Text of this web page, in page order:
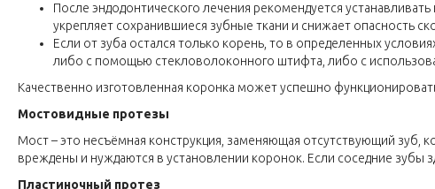
После эндодонтического лечения рекомендуется
укрепляет сохранившиеся зубные ткани и снижает опасность
Если от зуба остался только корень, то в определенных
либо с помощью стекловолоконного штифта, либо с
Качественно изготовленная коронка может успешно
Мостовидные протезы
Мост – это несъёмная конструкция, заменяющая отсутствующий зуб,
вреждены и нуждаются в установлении коронок. Если соседние
Пластиночный протез